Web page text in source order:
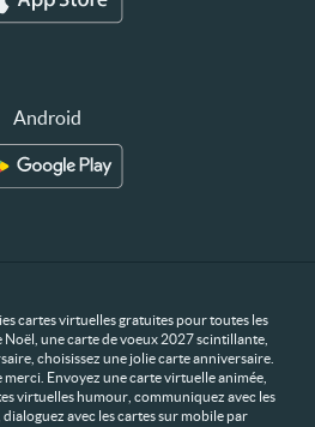
Android
cartes virtuelles gratuites pour toutes les
une carte de voeux 2027 scintillante,
choisissez une jolie carte anniversaire.
Envoyez une carte virtuelle animée,
virtuelles humour, communiquez avec les
avec les cartes sur mobile par